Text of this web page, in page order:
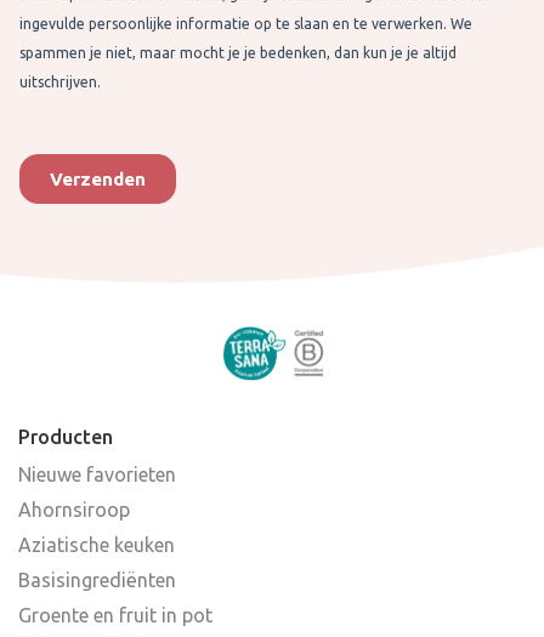
Producten
Nieuwe favorieten
Ahornsiroop
Aziatische keuken
Basisingrediënten
Groente en fruit in pot